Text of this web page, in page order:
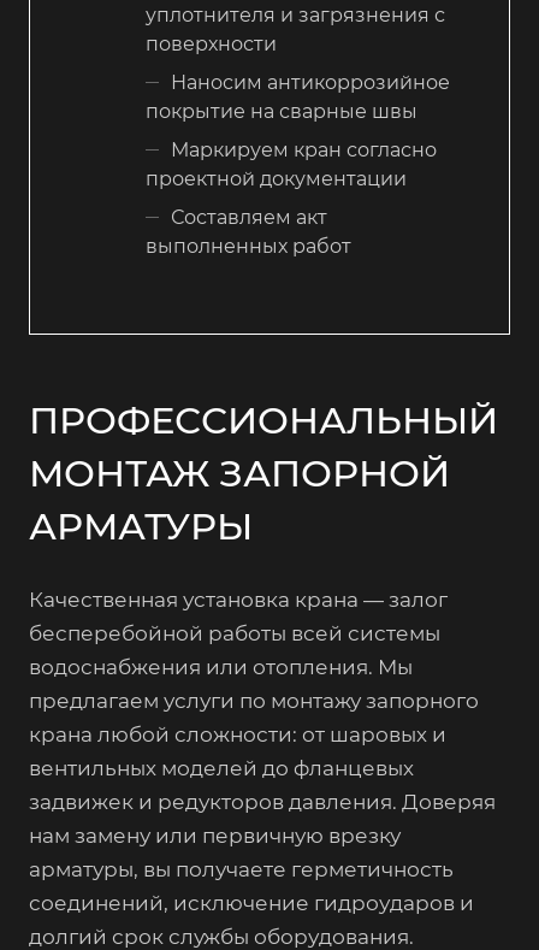
уплотнителя и загрязнения с
поверхности
Наносим антикоррозийное
покрытие на сварные швы
Маркируем кран согласно
проектной документации
Составляем акт
выполненных работ
ПРОФЕССИОНАЛЬНЫЙ
МОНТАЖ ЗАПОРНОЙ
АРМАТУРЫ
Качественная установка крана — залог
бесперебойной работы всей системы
водоснабжения или отопления. Мы
предлагаем услуги по монтажу запорного
крана любой сложности: от шаровых и
вентильных моделей до фланцевых
задвижек и редукторов давления. Доверяя
нам замену или первичную врезку
арматуры, вы получаете герметичность
соединений, исключение гидроударов и
долгий срок службы оборудования.